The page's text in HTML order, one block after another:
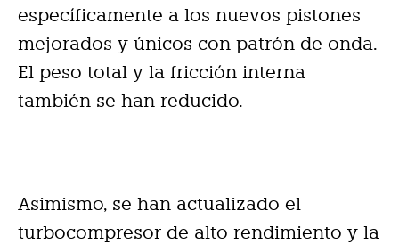
específicamente a los nuevos pistones
mejorados y únicos con patrón de onda.
El peso total y la fricción interna
también se han reducido.
Asimismo, se han actualizado el
turbocompresor de alto rendimiento y la